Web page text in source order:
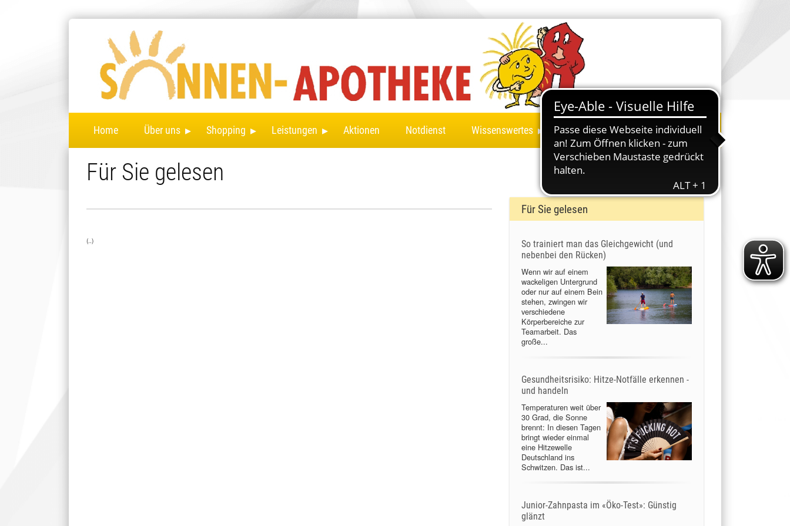
Home Über uns ▸ Shopping ▸ Leistungen ▸ Aktionen Notdienst Wissenswertes ▸
Für Sie gelesen
(..)
Für Sie gelesen
So trainiert man das Gleichgewicht (und
nebenbei den Rücken)
Wenn wir auf einem
wackeligen Untergrund
oder nur auf einem Bein
stehen, zwingen wir
verschiedene
Körperbereiche zur
Teamarbeit. Das
große...
Gesundheitsrisiko: Hitze-Notfälle erkennen -
und handeln
Temperaturen weit über
30 Grad, die Sonne
brennt: In diesen Tagen
bringt wieder einmal
eine Hitzewelle
Deutschland ins
Schwitzen. Das ist...
Junior-Zahnpasta im «Öko-Test»: Günstig
glänzt